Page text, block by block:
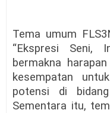
Tema umum
“Ekspresi Seni,
bermakna
kesempatan
potensi di
Sementara itu,